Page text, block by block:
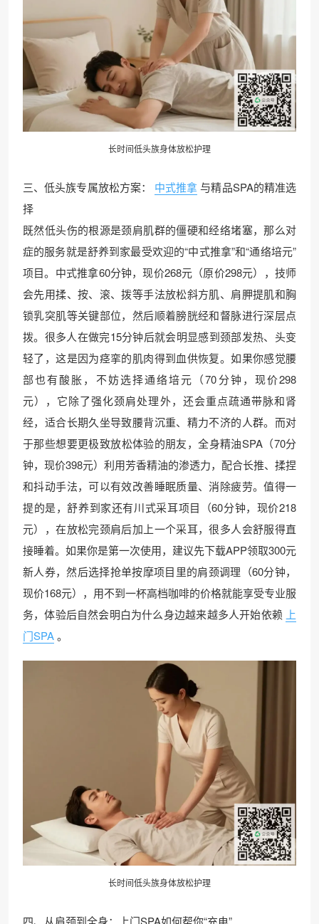
长时间低头族身体放松护理
三、低头族专属放松方案： 中式推拿 与精品SPA的精准选
择
既然低头伤的根源是颈肩肌群的僵硬和经络堵塞，那么对
症的服务就是舒养到家最受欢迎的“中式推拿”和“通络培元”
项目。中式推拿60分钟，现价268元（原价298元），技师
会先用揉、按、滚、拨等手法放松斜方肌、肩胛提肌和胸
锁乳突肌等关键部位，然后顺着膀胱经和督脉进行深层点
拨。很多人在做完15分钟后就会明显感到颈部发热、头变
轻了，这是因为痉挛的肌肉得到血供恢复。如果你感觉腰
部也有酸胀，不妨选择通络培元（70分钟，现价298
元），它除了强化颈肩处理外，还会重点疏通带脉和肾
经，适合长期久坐导致腰背沉重、精力不济的人群。而对
于那些想要更极致放松体验的朋友，全身精油SPA（70分
钟，现价398元）利用芳香精油的渗透力，配合长推、揉捏
和抖动手法，可以有效改善睡眠质量、消除疲劳。值得一
提的是，舒养到家还有川式采耳项目（60分钟，现价218
元），在放松完颈肩后加上一个采耳，很多人会舒服得直
接睡着。如果你是第一次使用，建议先下载APP领取300元
新人券，然后选择抢单按摩项目里的肩颈调理（60分钟，
现价168元），用不到一杯高档咖啡的价格就能享受专业服
务，体验后自然会明白为什么身边越来越多人开始依赖 上
门SPA。
长时间低头族身体放松护理
四、从肩颈到全身：上门SPA如何帮你“充电”